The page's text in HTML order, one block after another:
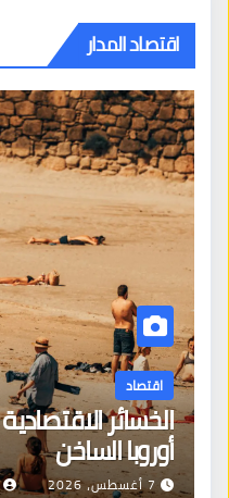
اقتصاد المدار
اقتصاد
الخسائر
أوروبا الساخن
7 أغسطس، 2026